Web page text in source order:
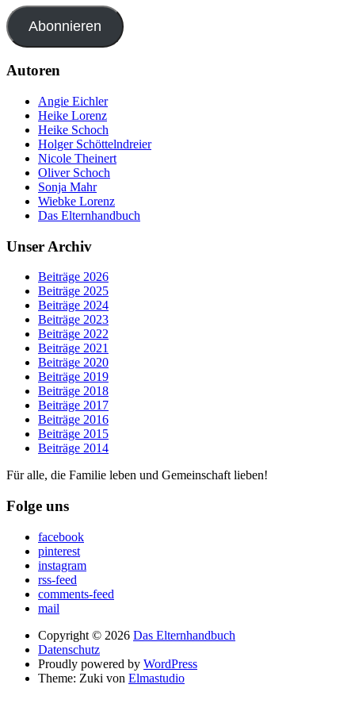
Abonnieren
Autoren
Angie Eichler
Heike Lorenz
Heike Schoch
Holger Schöttelndreier
Nicole Theinert
Oliver Schoch
Sonja Mahr
Wiebke Lorenz
Das Elternhandbuch
Unser Archiv
Beiträge 2026
Beiträge 2025
Beiträge 2024
Beiträge 2023
Beiträge 2022
Beiträge 2021
Beiträge 2020
Beiträge 2019
Beiträge 2018
Beiträge 2017
Beiträge 2016
Beiträge 2015
Beiträge 2014
Für alle, die Familie leben und Gemeinschaft lieben!
Folge uns
facebook
pinterest
instagram
rss-feed
comments-feed
mail
Copyright © 2026 Das Elternhandbuch
Datenschutz
Proudly powered by WordPress
Theme: Zuki von Elmastudio